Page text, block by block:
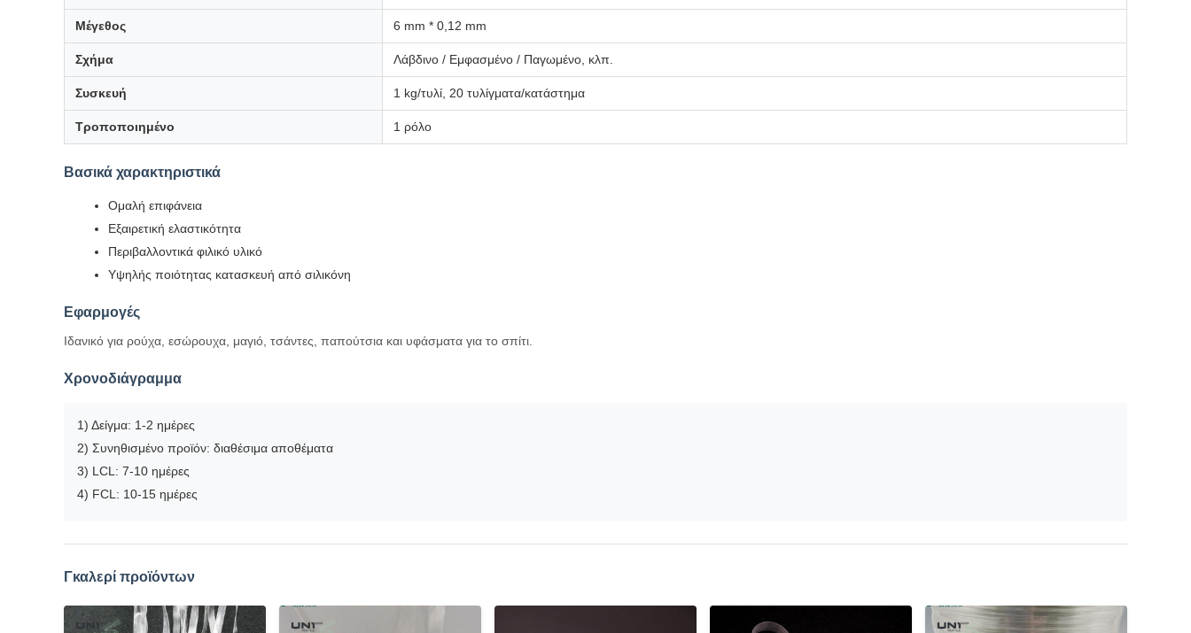
Μέγεθος 6 mm * 0,12 mm
Σχήμα Λάβδινο / Εμφασμένο / Παγωμένο, κλπ.
Συσκευή 1 kg/τυλί, 20 τυλίγματα/κατάστημα
Τροποποιημένο 1 ρόλο
Βασικά χαρακτηριστικά
Ομαλή επιφάνεια
Εξαιρετική ελαστικότητα
Περιβαλλοντικά φιλικό υλικό
Υψηλής ποιότητας κατασκευή από σιλικόνη
Εφαρμογές
Ιδανικό για ρούχα, εσώρουχα, μαγιό, τσάντες, παπούτσια και υφάσματα για το σπίτι.
Χρονοδιάγραμμα
1) Δείγμα: 1-2 ημέρες
2) Συνηθισμένο προϊόν: διαθέσιμα αποθέματα
3) LCL: 7-10 ημέρες
4) FCL: 10-15 ημέρες
Γκαλερί προϊόντων